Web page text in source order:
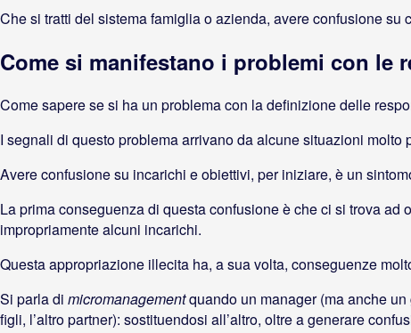
Che si tratti del sistema famiglia o azienda, avere confusione
Come si manifestano i problemi con le
Come sapere se si ha un problema con la definizione delle
I segnali di questo problema arrivano da alcune situazioni molto
Avere confusione su incarichi e obiettivi, per iniziare, è un
La prima conseguenza di questa confusione è che ci si trova
impropriamente alcuni incarichi.
Questa appropriazione illecita ha, a sua volta, conseguenze
Si parla di micromanagementquando un manager (ma anche
figli, l’altro partner): sostituendosi all’altro, oltre a generare